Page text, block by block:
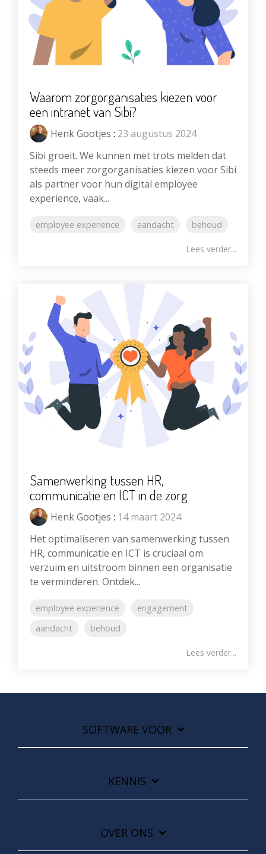
Waarom zorgorganisaties kiezen voor
een intranet van Sibi?
Henk Gootjes : 23 augustus 2024
Sibi groeit. We kunnen met trots melden dat
steeds meer zorgorganisaties kiezen voor Sibi
als partner voor hun digital employee
experience, vaak...
employee experience aandacht behoud
Lees verder...
Samenwerking tussen HR,
communicatie en ICT in de zorg
Henk Gootjes : 14 maart 2024
Het optimaliseren van samenwerking tussen
HR, communicatie en ICT is cruciaal om
verzuim en uitstroom binnen een organisatie
te verminderen. Ontdek...
employee experience
engagement
aandacht
behoud
Lees verder...
SOFTWARE VOOR
KENNIS
OVER ONS